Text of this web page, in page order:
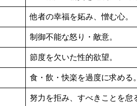
他者の幸福を妬み、憎む心。
制御不能な怒り・敵意。
節度を欠いた性的欲望。
食・飲・快楽を過度に求める。
努力を拒み、すべきことを怠